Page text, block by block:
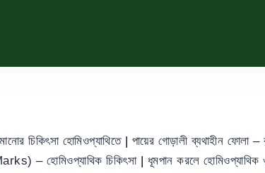
চিকিৎসা হোমিওপ্যাথিতে | পায়ের গোড়ালী ব্যথাহীন ফোলা
– হোমিওপ্যাথিক চিকিৎসা | ধূমপান করলে